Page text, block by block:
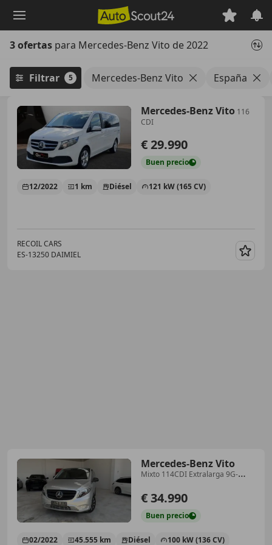
principal
3 ofertas para Mercedes-Benz Vito de 2022
Filtrar 5 Mercedes-Benz Vito España
Mercedes-Benz Vito 116
CDI
€ 29.990
Buen precio
12/2022 1 km Diésel 121 kW (165 CV)
RECOIL CARS
ES-13250 DAIMIEL
Mercedes-Benz Vito
Mixto 114CDI Extralarga 9G-
€ 34.990
Buen precio
02/2022 45.555 km Diésel 100 kW (136 CV)